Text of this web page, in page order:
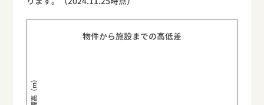
物件から施設までの高低差
標高（m）